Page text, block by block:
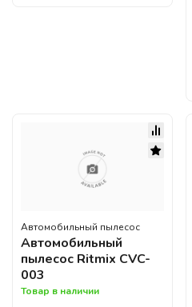
Автомобильный пылесос
Автомобильный
пылесос Ritmix CVC-
003
Товар в наличии